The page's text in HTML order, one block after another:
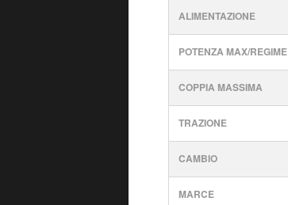
ALIMENTAZIONE
POTENZA MAX/REGIME
COPPIA MASSIMA
TRAZIONE
CAMBIO
MARCE